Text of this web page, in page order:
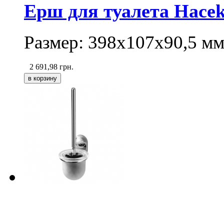
Ерш для туалета
Размер: 398х107х90,5
2 691,98 грн.